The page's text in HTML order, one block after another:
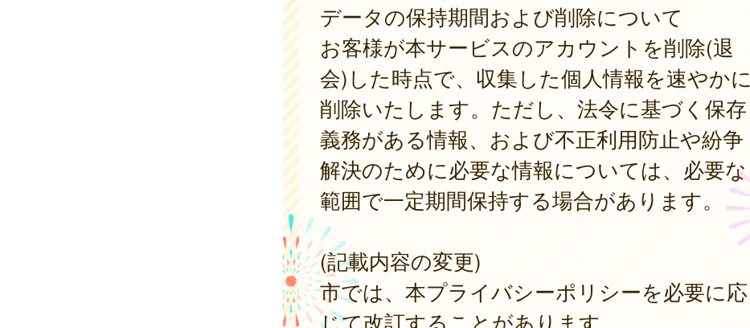
データの保持期間および削除について
お客様が本サービスのアカウントを削除(退
会)した時点で、収集した個人情報を速やかに
削除いたします。ただし、法令に基づく保存
義務がある情報、および不正利用防止や紛争
解決のために必要な情報については、必要な
範囲で一定期間保持する場合があります。
(記載内容の変更)
市では、本プライバシーポリシーを必要に応
じて改訂することがあります。